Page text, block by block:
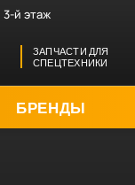
3-й этаж
ЗАПЧАСТИ ДЛЯ
СПЕЦТЕХНИКИ
БРЕНДЫ